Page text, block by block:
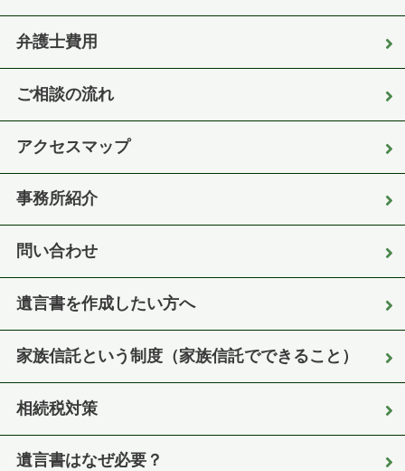
弁護士費用
ご相談の流れ
アクセスマップ
事務所紹介
問い合わせ
遺言書を作成したい方へ
家族信託という制度（家族信託でできること）
相続税対策
遺言書はなぜ必要？